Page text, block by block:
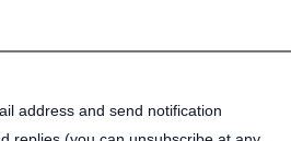
address and send notification